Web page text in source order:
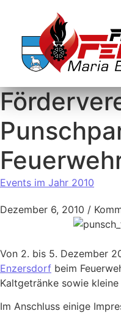
Events im Jahr 2010
Dezember 6, 2010 /
Von 2. bis 5. Dezember
Enzersdorf beim
Kaltgetränke sowie
Im Anschluss einige